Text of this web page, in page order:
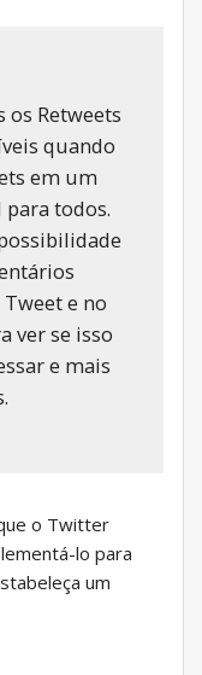
os Retweets
quando
em um
para todos.
e no
ver se isso
e mais
o Twitter
lo para
um